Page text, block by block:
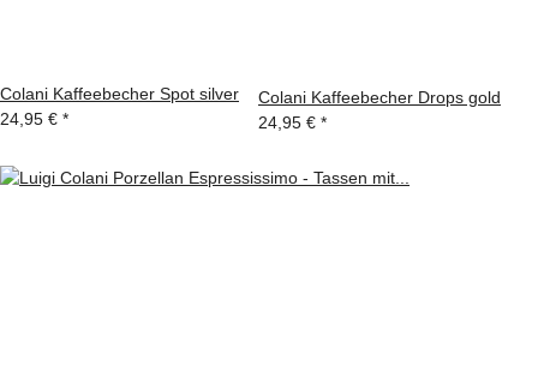
Colani Kaffeebecher Spot silver
24,95 € *
Colani Kaffeebecher Drops gold
24,95 € *